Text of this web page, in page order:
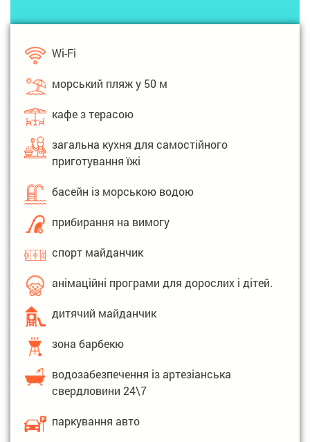
комплексі було проведено реконструкцію. Якщо
раніше "Нептун" був міні готелем, то сьогодні це
туристичними послугами.
Гостям пропонує комфортне розміщення
місних номерах, що розташовані в
одноповерховому корпусі.
Кожен номер має окремий вихід на територію та
власну затишну терасу — ідеальне місце для
ранкової кави чи вечірнього відпочинку на
Номерний фонд:
Усі номери укомплектовані ТБ, холодильниками,
кондиціонерами. Комплекс з інтер'єром в еко-стилі
з просторими терасами біля кожного номера.
Стандарт – оптимальний комфорт за
доступною ціною (усі зручності в номері)
Напівлюкс — для тих, хто цінує підвищений
рівень зручностей (усі зручності в номері)
Харчування
Гості можуть самостійно готувати їжу на
облаштованій кухні, яка оснащена всім
Гості також можуть скористуватися зоною BBQ
Wi-Fi
морський пляж у 50 м
кафе з терасою
загальна кухня для самостійного
приготування їжі
басейн із морською водою
прибирання на вимогу
спорт майданчик
анімаційні програми для дорослих і дітей.
дитячий майданчик
зона барбекю
водозабезпечення із артезіанська
свердловини 24\7
паркування авто